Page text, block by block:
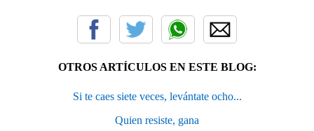
OTROS ARTÍCULOS EN ESTE BLOG:
Si te caes siete veces, levántate ocho...
Quien resiste, gana